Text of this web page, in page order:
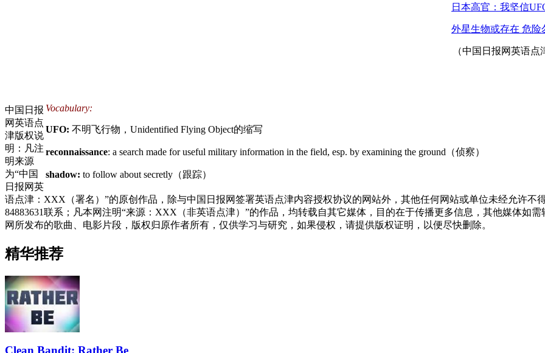
日本高官：我坚信
外星生物或存在 危险
（中国日报网英语点
Vocabulary:
UFO: 不明飞行物，Unidentified Flying Object的缩写
reconnaissance: a search made for useful military information in the field, esp. by examining the ground（侦察）
shadow: to follow about secretly（跟踪）
中国日报
网英语点
津版权说
明：凡注
明来源
为“中国
日报网英
语点津：XXX（署名）”的原创作品，除与中国日报网签署英语点津内容授权协议的网站外，其他任何网站或单位未经允许不
84883631联系；凡本网注明“来源：XXX（非英语点津）”的作品，均转载自其它媒体，目的在于传播更多信息，其他媒体如
网所发布的歌曲、电影片段，版权归原作者所有，仅供学习与研究，如果侵权，请提供版权证明，以便尽快删除。
精华推荐
Clean Bandit: Rather Be